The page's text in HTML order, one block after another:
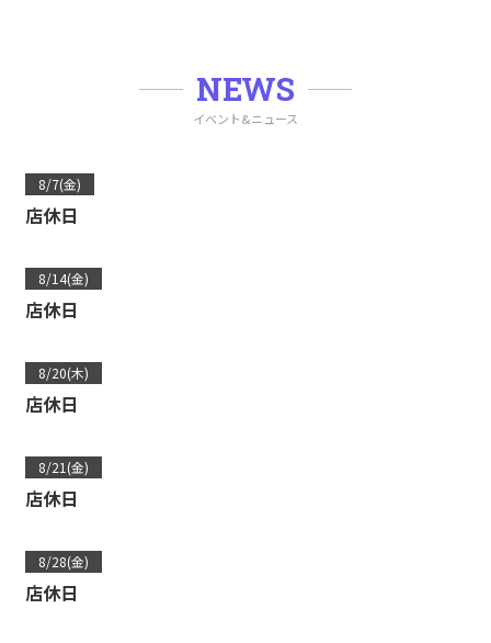
NEWS
イベント&ニュース
8/7(金)
店休日
8/14(金)
店休日
8/20(木)
店休日
8/21(金)
店休日
8/28(金)
店休日